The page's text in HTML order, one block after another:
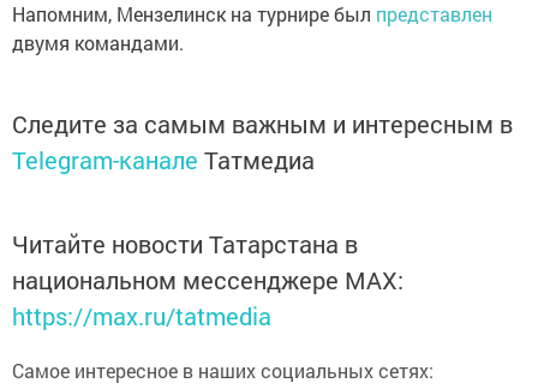
Напомним, Мензелинск на турнире был представлен
двумя командами.
Следите за самым важным и интересным в
Telegram-канале Татмедиа
Читайте новости Татарстана в
национальном мессенджере MАХ:
https://max.ru/tatmedia
Самое интересное в наших социальных сетях: